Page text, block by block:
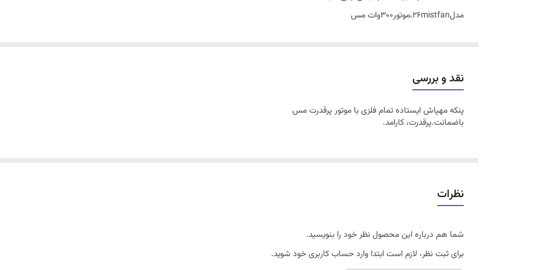
مدل26mistfan،موتور۳۰۰وات مس
نقد و بررسی
پنکه مهپاش ایستاده تمام فلزی با موتور پرقدرت مس
باضمانت.پرقدرت، کارامد.
نظرات
شما هم درباره این محصول نظر خود را بنویسید.
برای ثبت نظر، لازم است ابتدا وارد حساب کاربری خود شوید.